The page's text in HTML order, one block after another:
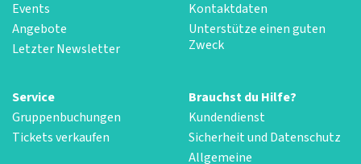
Events
Angebote
Letzter Newsletter
Kontaktdaten
Unterstütze einen guten
Zweck
Service
Gruppenbuchungen
Tickets verkaufen
Brauchst du Hilfe?
Kundendienst
Sicherheit und Datenschutz
Allgemeine